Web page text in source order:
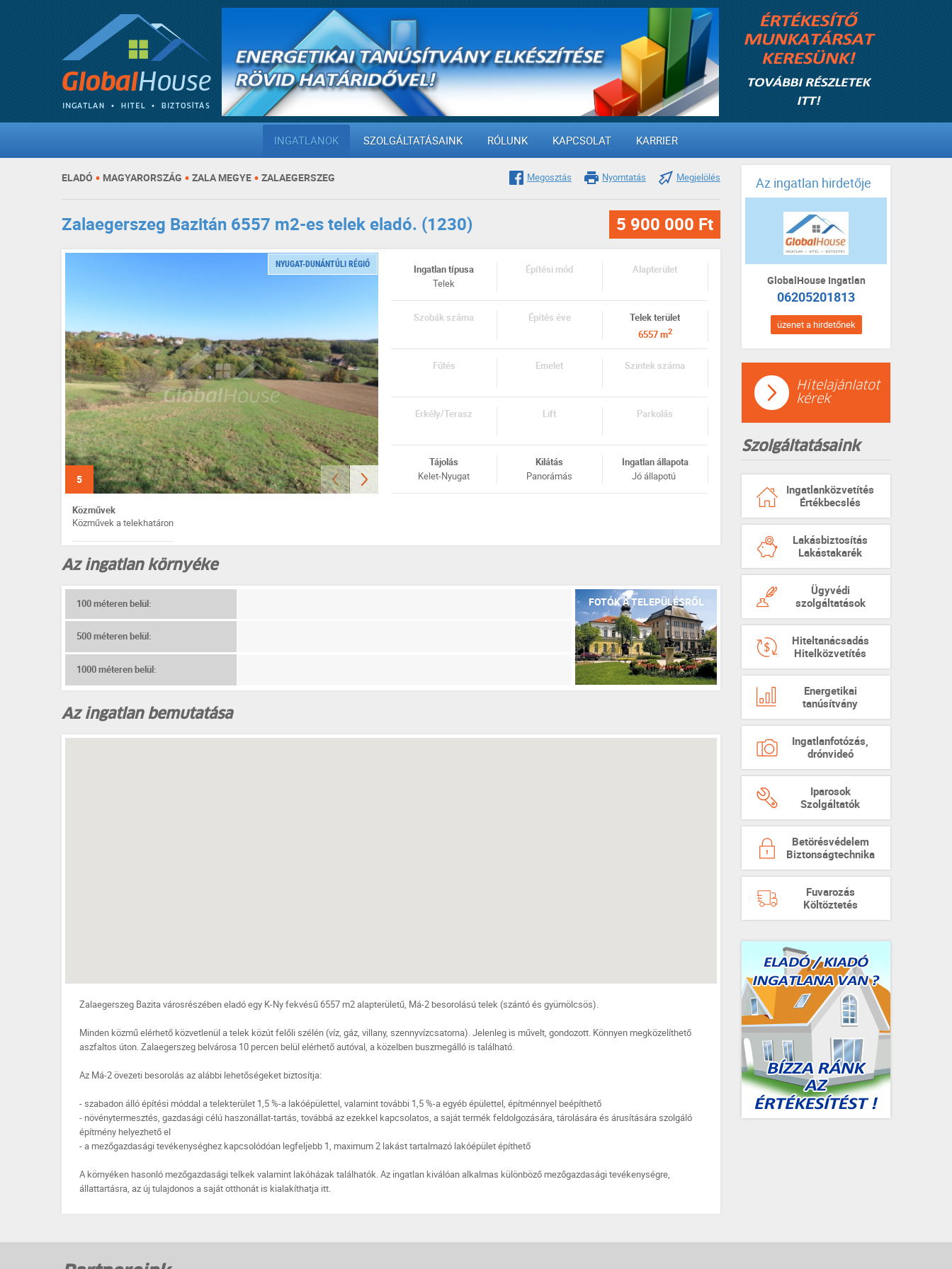
INGATLANOK SZOLGÁLTATÁSAINK RÓLUNK KAPCSOLAT KARRIER
ELADÓ • MAGYARORSZÁG • ZALA MEGYE • ZALAEGERSZEG Megosztás Nyomtatás Megjelölés
Zalaegerszeg Bazitán 6557 m2-es telek eladó. (1230) 5 900 000 Ft
NYUGAT-DUNÁNTÚLI RÉGIÓ
5
Közművek
Közművek a telekhatáron
Ingatlan típusa
Telek
Építési mód Alapterület
Szobák száma Építés éve
Telek terület
6557 m2
Fűtés Emelet Szintek száma
Erkély/Terasz Lift Parkolás
Tájolás
Kelet-Nyugat
Kilátás
Panorámás
Ingatlan állapota
Jó állapotú
Az ingatlan környéke
100 méteren belül: FOTÓK A TELEPÜLÉSRŐL
500 méteren belül:
1000 méteren belül:
Az ingatlan bemutatása
Zalaegerszeg Bazita városrészében eladó egy K-Ny fekvésű 6557 m2 alapterületű, Má-2 besorolású telek (szántó és gyümölcsös).
Minden közmű elérhető közvetlenül a telek közút felőli szélén (víz, gáz, villany, szennyvízcsatorna). Jelenleg is művelt, gondozott. Könnyen megközelíthető
aszfaltos úton. Zalaegerszeg belvárosa 10 percen belül elérhető autóval, a közelben buszmegálló is található.
Az Má-2 övezeti besorolás az alábbi lehetőségeket biztosítja:
- szabadon álló építési móddal a telekterület 1,5 %-a lakóépülettel, valamint további 1,5 %-a egyéb épülettel, építménnyel beépíthető
- növénytermesztés, gazdasági célú haszonállat-tartás, továbbá az ezekkel kapcsolatos, a saját termék feldolgozására, tárolására és árusítására szolgáló
építmény helyezhető el
- a mezőgazdasági tevékenységhez kapcsolódóan legfeljebb 1, maximum 2 lakást tartalmazó lakóépület építhető
A környéken hasonló mezőgazdasági telkek valamint lakóházak találhatók. Az ingatlan kiválóan alkalmas különböző mezőgazdasági tevékenységre,
állattartásra, az új tulajdonos a saját otthonát is kialakíthatja itt.
Az ingatlan hirdetője
GlobalHouse Ingatlan
06205201813
üzenet a hirdetőnek
Hitelajánlatot
kérek
Szolgáltatásaink
Ingatlanközvetítés
Értékbecslés
Lakásbiztosítás
Lakástakarék
Ügyvédi
szolgáltatások
Hiteltanácsadás
Hitelközvetítés
Energetikai
tanúsítvány
Ingatlanfotózás,
drónvideó
Iparosok
Szolgáltatók
Betörésvédelem
Biztonságtechnika
Fuvarozás
Költöztetés